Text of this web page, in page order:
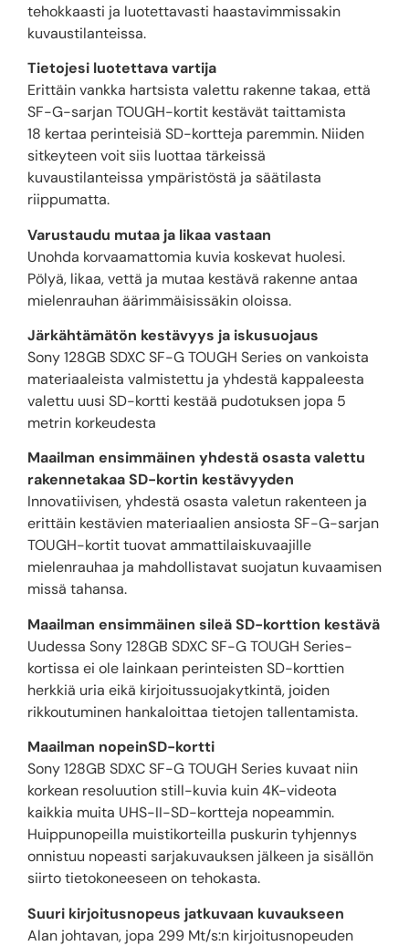
tehokkaasti ja luotettavasti haastavimmissakin
kuvaustilanteissa.
Tietojesi luotettava vartija
Erittäin vankka hartsista valettu rakenne takaa, että
SF-G-sarjan TOUGH-kortit kestävät taittamista
18 kertaa perinteisiä SD-kortteja paremmin. Niiden
sitkeyteen voit siis luottaa tärkeissä
kuvaustilanteissa ympäristöstä ja säätilasta
riippumatta.
Varustaudu mutaa ja likaa vastaan
Unohda korvaamattomia kuvia koskevat huolesi.
Pölyä, likaa, vettä ja mutaa kestävä rakenne antaa
mielenrauhan äärimmäisissäkin oloissa.
Järkähtämätön kestävyys ja iskusuojaus
Sony 128GB SDXC SF-G TOUGH Series on vankoista
materiaaleista valmistettu ja yhdestä kappaleesta
valettu uusi SD-kortti kestää pudotuksen jopa 5
metrin korkeudesta
Maailman ensimmäinen yhdestä osasta valettu
rakennetakaa SD-kortin kestävyyden
Innovatiivisen, yhdestä osasta valetun rakenteen ja
erittäin kestävien materiaalien ansiosta SF-G-sarjan
TOUGH-kortit tuovat ammattilaiskuvaajille
mielenrauhaa ja mahdollistavat suojatun kuvaamisen
missä tahansa.
Maailman ensimmäinen sileä SD-korttion kestävä
Uudessa Sony 128GB SDXC SF-G TOUGH Series-
kortissa ei ole lainkaan perinteisten SD-korttien
herkkiä uria eikä kirjoitussuojakytkintä, joiden
rikkoutuminen hankaloittaa tietojen tallentamista.
Maailman nopeinSD-kortti
Sony 128GB SDXC SF-G TOUGH Series kuvaat niin
korkean resoluution still-kuvia kuin 4K-videota
kaikkia muita UHS-II-SD-kortteja nopeammin.
Huippunopeilla muistikorteilla puskurin tyhjennys
onnistuu nopeasti sarjakuvauksen jälkeen ja sisällön
siirto tietokoneeseen on tehokasta.
Suuri kirjoitusnopeus jatkuvaan kuvaukseen
Alan johtavan, jopa 299 Mt/s:n kirjoitusnopeuden